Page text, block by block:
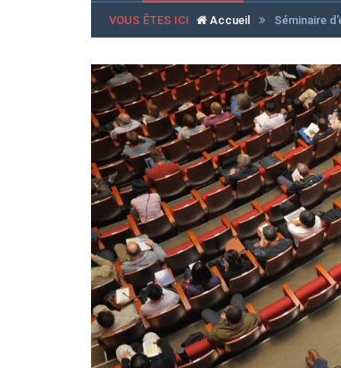
VOUS ÊTES ICI Accueil Séminaire